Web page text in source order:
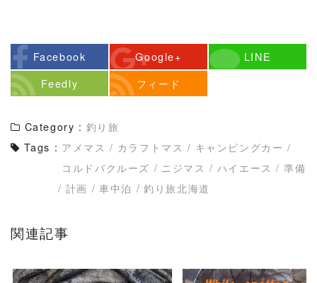
Facebook Google+
LINE
Feedly
フィード
Category : 釣り旅
Tags : アメマス / カラフトマス / キャンピングカー /
コルドバクルーズ / ニジマス / ハイエース / 準備
/ 計画 / 車中泊 / 釣り旅北海道
関連記事